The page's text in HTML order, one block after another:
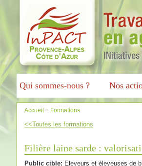
Qui sommes-nous ? Nos
Accueil > Formations
<<Toutes les formations
Filière laine sarde :
Public cible: Eleveurs et éleveuses de